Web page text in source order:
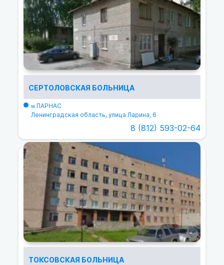
СЕРТОЛОВСКАЯ БОЛЬНИЦА
м.ПАРНАС
Ленинградская область, улица Ларина, 6
8 (812) 593-02-64
ТОКСОВСКАЯ БОЛЬНИЦА